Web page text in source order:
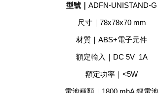
型號｜ ADFN-UNISTAND-G
尺寸｜78x78x70 mm
材質｜ABS+電子元件
額定輸入｜DC 5V 1A
額定功率｜<5W
電池種類｜1800 mhA 鋰電池